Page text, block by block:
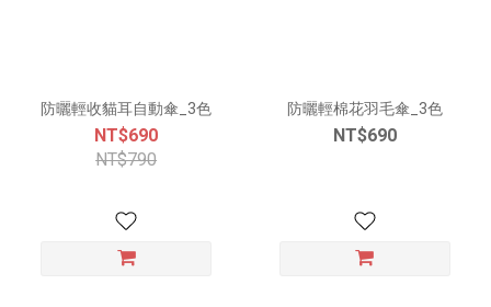
防曬輕收貓耳自動傘_3色
NT$690
NT$790
防曬輕棉花羽毛傘_3色
NT$690